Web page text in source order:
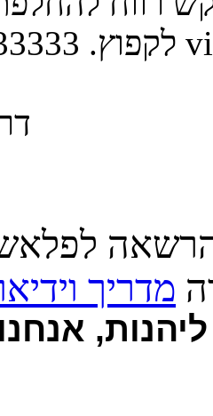
לקפוץ.
מדריך